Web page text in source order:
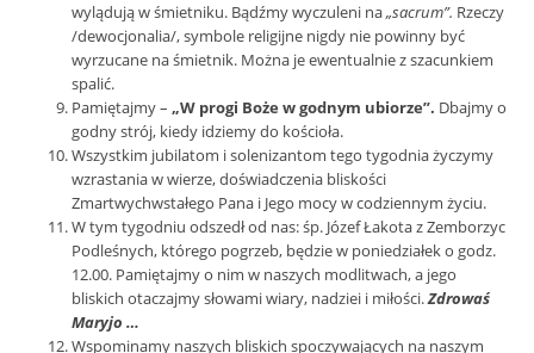
wylądują w śmietniku. Bądźmy wyczuleni na„sacrum”. Rzeczy
/dewocjonalia/, symbole religijne nigdy nie powinny być
wyrzucane na śmietnik. Można je ewentualnie z szacunkiem
spalić.
Pamiętajmy – „W progi Boże w godnym ubiorze”. Dbajmy o
godny strój, kiedy idziemy do kościoła.
Wszystkim jubilatom i solenizantom tego tygodnia życzymy
wzrastania w wierze, doświadczenia bliskości
Zmartwychwstałego Pana i Jego mocy w codziennym życiu.
W tym tygodniu odszedł od nas: śp. Józef Łakota z Zemborzyc
Podleśnych, którego pogrzeb, będzie w poniedziałek o godz.
12.00. Pamiętajmy o nim w naszych modlitwach, a jego
bliskich otaczajmy słowami wiary, nadziei i miłości.Zdrowaś
Maryjo …
Wspominamy naszych bliskich spoczywających na naszym